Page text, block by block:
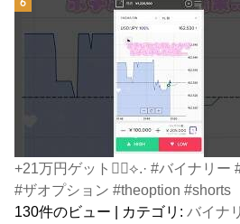
+21万円ゲット👍🏻⟡.· #バイナリ
#ザオプション #theoption #shorts
130件のビュー | カテゴリ:バイナ